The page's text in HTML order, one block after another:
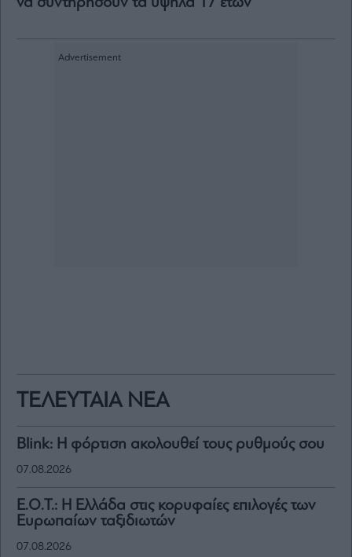
ΤΕΛΕΥΤΑΙΑ ΝΕΑ
Blink: Η φόρτιση ακολουθεί τους ρυθμούς σου
07.08.2026
Ε.Ο.Τ.: Η Ελλάδα στις κορυφαίες επιλογές των
Ευρωπαίων ταξιδιωτών
07.08.2026
να συντηρήσουν τα υψηλά 17 ετών